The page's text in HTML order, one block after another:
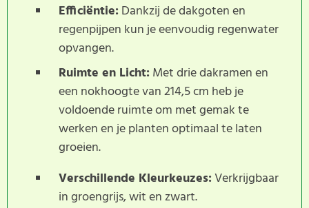
Efficiëntie: Dankzij de dakgoten en
regenpijpen kun je eenvoudig regenwater
opvangen.
Ruimte en Licht: Met drie dakramen en
een nokhoogte van 214,5 cm heb je
voldoende ruimte om met gemak te
werken en je planten optimaal te laten
groeien.
Verschillende Kleurkeuzes:Verkrijgbaar
in groengrijs, wit en zwart.